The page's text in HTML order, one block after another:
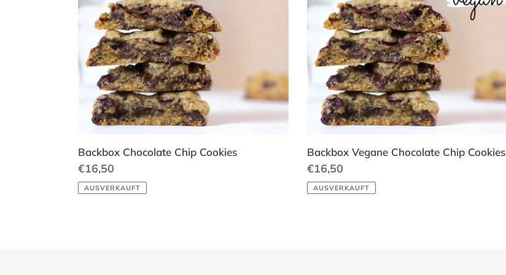
o
r
i
e
:
Chocolate
Chip
Cookies
Backbox Chocolate Chip Cookies
Normaler
Preis
€16,50
AUSVERKAUFT
Vegane
Chocolate
Chip
Cookies
Backbox Vegane Chocolate Chip Cookies
Normaler
Preis
€16,50
AUSVERKAUFT